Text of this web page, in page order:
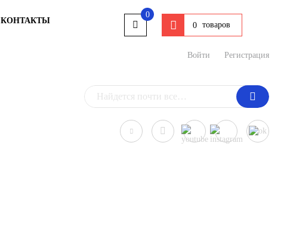
КОНТАКТЫ
0
0 товаров
Войти Регистрация